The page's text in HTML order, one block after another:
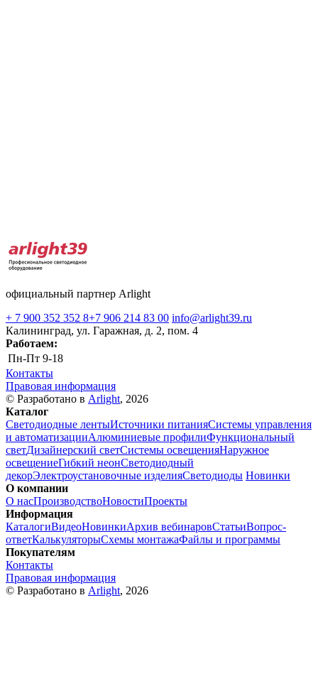
официальный партнер Arlight
+ 7 900 352 352 8+7 906 214 83 00 info@arlight39.ru
Калининград, ул. Гаражная, д. 2, пом. 4
Работаем:
Пн-Пт 9-18
Контакты
Правовая информация
© Разработано в Arlight, 2026
Каталог
Светодиодные лентыИсточники питанияСистемы управления
и автоматизацииАлюминиевые профилиФункциональный
светДизайнерский светСистемы освещенияНаружное
освещениеГибкий неонСветодиодный
декорЭлектроустановочные изделияСветодиоды Новинки
О компании
О насПроизводствоНовостиПроекты
Информация
КаталогиВидеоНовинкиАрхив вебинаровСтатьиВопрос-
ответКалькуляторыСхемы монтажаФайлы и программы
Покупателям
Контакты
Правовая информация
© Разработано в Arlight, 2026